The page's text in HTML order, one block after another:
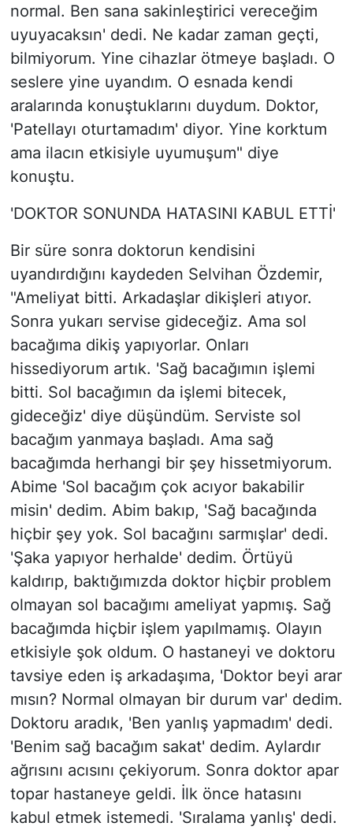
normal. Ben sana sakinleştirici vereceğim
uyuyacaksın' dedi. Ne kadar zaman geçti,
bilmiyorum. Yine cihazlar ötmeye başladı. O
seslere yine uyandım. O esnada kendi
aralarında konuştuklarını duydum. Doktor,
'Patellayı oturtamadım' diyor. Yine korktum
ama ilacın etkisiyle uyumuşum" diye
konuştu.
'DOKTOR SONUNDA HATASINI KABUL ETTİ'
Bir süre sonra doktorun kendisini
uyandırdığını kaydeden Selvihan Özdemir,
"Ameliyat bitti. Arkadaşlar dikişleri atıyor.
Sonra yukarı servise gideceğiz. Ama sol
bacağıma dikiş yapıyorlar. Onları
hissediyorum artık. 'Sağ bacağımın işlemi
bitti. Sol bacağımın da işlemi bitecek,
gideceğiz' diye düşündüm. Serviste sol
bacağım yanmaya başladı. Ama sağ
bacağımda herhangi bir şey hissetmiyorum.
Abime 'Sol bacağım çok acıyor bakabilir
misin' dedim. Abim bakıp, 'Sağ bacağında
hiçbir şey yok. Sol bacağını sarmışlar' dedi.
'Şaka yapıyor herhalde' dedim. Örtüyü
kaldırıp, baktığımızda doktor hiçbir problem
olmayan sol bacağımı ameliyat yapmış. Sağ
bacağımda hiçbir işlem yapılmamış. Olayın
etkisiyle şok oldum. O hastaneyi ve doktoru
tavsiye eden iş arkadaşıma, 'Doktor beyi arar
mısın? Normal olmayan bir durum var' dedim.
Doktoru aradık, 'Ben yanlış yapmadım' dedi.
'Benim sağ bacağım sakat' dedim. Aylardır
ağrısını acısını çekiyorum. Sonra doktor apar
topar hastaneye geldi. İlk önce hatasını
kabul etmek istemedi. 'Sıralama yanlış' dedi.